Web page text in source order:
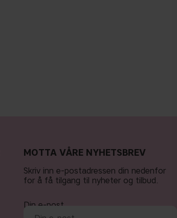
MOTTA VÅRE NYHETSBREV
Skriv inn e-postadressen din nedenfor
for å få tilgang til nyheter og tilbud.
Din e-post